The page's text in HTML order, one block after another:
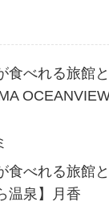
食べれる旅館
食べれる旅館
温泉】月香